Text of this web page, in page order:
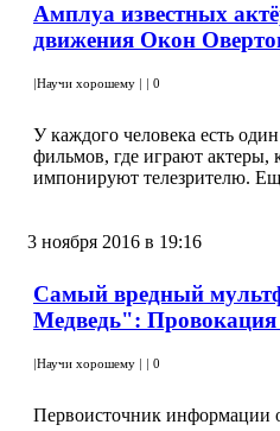
Амплуа известных
движения Окон
|Научи хорошему | | 0
У каждого человека есть
фильмов, где играют актеры,
импонируют телезрителю.
3 ноября 2016 в 19:16
Самый вредный
Медведь": Провокация
|Научи хорошему | | 0
Первоисточник информации